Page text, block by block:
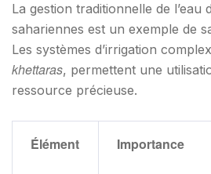
La gestion traditionnelle de l’eau
sahariennes est un exemple de
Les systèmes d’irrigation
khettaras, permettent une
ressource précieuse.
Élément Importance